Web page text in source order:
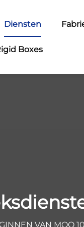
Diensten
Boxes
VAN MOQ